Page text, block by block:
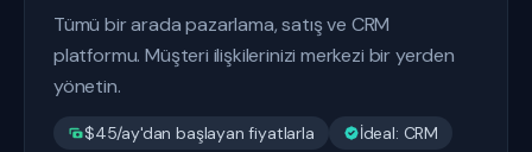
Tümü bir arada pazarlama, satış ve CRM
platformu. Müşteri ilişkilerinizi merkezi bir yerden
yönetin.
$45/ay'dan başlayan fiyatlarla İdeal: CRM